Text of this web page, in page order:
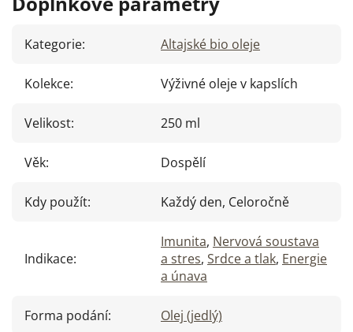
Kategorie: Altajské bio oleje
Kolekce: Výživné oleje v kapslích
Velikost: 250 ml
Věk: Dospělí
Kdy použít: Každý den, Celoročně
Indikace:
Imunita, Nervová soustava
a stres, Srdce a tlak, Energie
a únava
Forma podání: Olej (jedlý)